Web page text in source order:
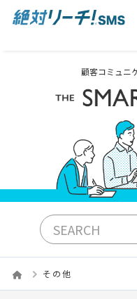
顧客コミュニ
その他